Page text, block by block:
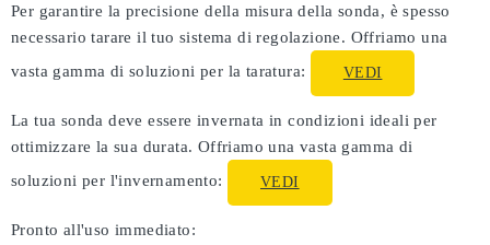
Per garantire la precisione della misura della sonda, è spesso
necessario tarare il tuo sistema di regolazione. Offriamo una
vasta gamma di soluzioni per la taratura:
VEDI
La tua sonda deve essere invernata in condizioni ideali per
ottimizzare la sua durata. Offriamo una vasta gamma di
soluzioni per l'invernamento:
VEDI
Pronto all'uso immediato: